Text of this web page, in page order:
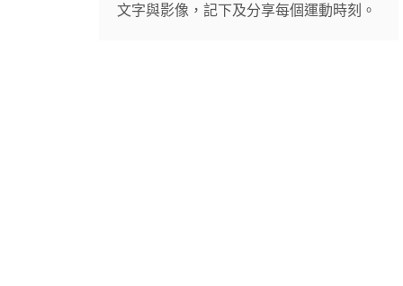
文字與影像，記下及分享每個運動時刻。